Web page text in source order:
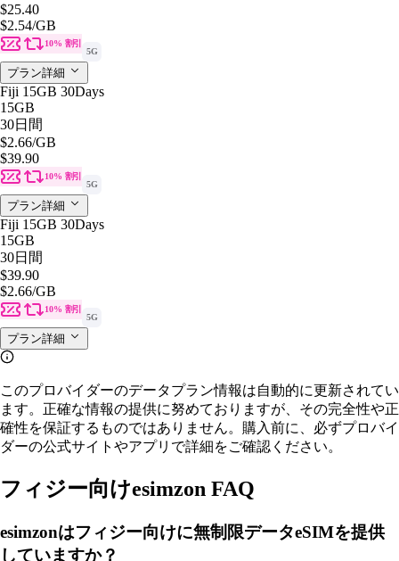
$25.40
$2.54/GB
10% 割引
5G
プラン詳細
Fiji 15GB 30Days
15GB
30日間
$2.66/GB
$39.90
10% 割引
5G
プラン詳細
Fiji 15GB 30Days
15GB
30日間
$39.90
$2.66/GB
10% 割引
5G
プラン詳細
このプロバイダーのデータプラン情報は自動的に更新されてい
ます。正確な情報の提供に努めておりますが、その完全性や正
確性を保証するものではありません。購入前に、必ずプロバイ
ダーの公式サイトやアプリで詳細をご確認ください。
フィジー向けesimzon FAQ
esimzonはフィジー向けに無制限データeSIMを提供
していますか？